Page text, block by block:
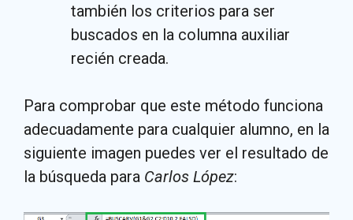
también los criterios para ser
buscados en la columna auxiliar
recién creada.
Para comprobar que este método funciona
adecuadamente para cualquier alumno, en la
siguiente imagen puedes ver el resultado de
la búsqueda para Carlos López: